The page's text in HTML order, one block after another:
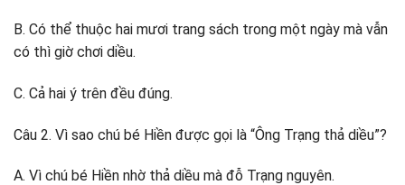
B. Có thể thuộc hai mươi trang sách trong một ngày mà vẫn
có thì giờ chơi diều.
C. Cả hai ý trên đều đúng.
Câu 2. Vì sao chú bé Hiền được gọi là “Ông Trạng thả diều”?
A. Vì chú bé Hiền nhờ thả diều mà đỗ Trạng nguyên.